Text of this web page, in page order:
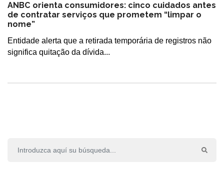
ANBC orienta consumidores: cinco cuidados antes
de contratar serviços que prometem “limpar o
nome”
Entidade alerta que a retirada temporária de registros não
significa quitação da dívida...